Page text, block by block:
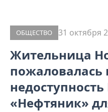
ОБЩЕСТВО 31 октября
Жительница
пожаловалась
«Нефтяник»